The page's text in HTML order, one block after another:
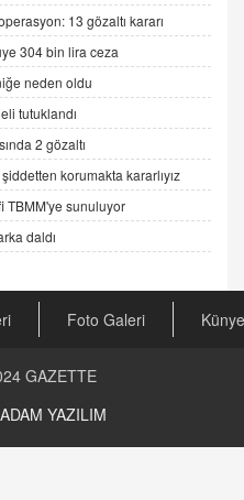
"Beraber Yürüyoruz"
Şartı
Suriye
13 gözaltı kararı
304 bin lira ceza
neden oldu
tutuklandı
2 gözaltı
korumakta kararlıyız
TBMM'ye sunuluyor
daldı
Foto Galeri Künye
GAZETTE
YAZILIM